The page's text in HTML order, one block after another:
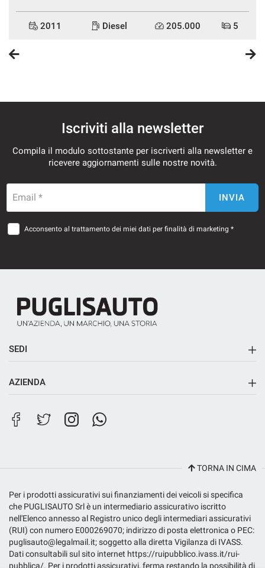
2011 Diesel 205.000 5
Iscriviti alla newsletter
Compila il modulo sottostante per iscriverti alla newsletter e
ricevere aggiornamenti sulle nostre novità.
Email * INVIA
Acconsento al trattamento dei miei dati per finalità di marketing *
SEDI
Filiale City Store
AZIENDA
Lavora con noi
TORNA IN CIMA
Per i prodotti assicurativi sui finanziamenti dei veicoli si specifica
che PUGLISAUTO Srl è un intermediario assicurativo iscritto
nell'Elenco annesso al Registro unico degli intermediari assicurativi
(RUI) con numero E000269070; indirizzo di posta elettronica o PEC:
puglisauto@legalmail.it; soggetto alla diretta Vigilanza di IVASS.
Dati consultabili sul sito internet https://ruipubblico.ivass.it/rui-
pubblica/. Per i prodotti assicurativi, ferma restando la possibilità di